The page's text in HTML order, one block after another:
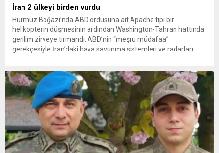
İran 2 ülkeyi birden vurdu
Hürmüz Boğazı’nda ABD ordusuna ait Apache tipi bir
helikopterin düşmesinin ardından Washington-Tahran hattında
gerilim zirveye tırmandı. ABD’nin “meşru müdafaa”
gerekçesiyle İran’daki hava savunma sistemleri ve radarları
yeni bir ABD saldırısına anında yanıt verileceğini duyurdu....